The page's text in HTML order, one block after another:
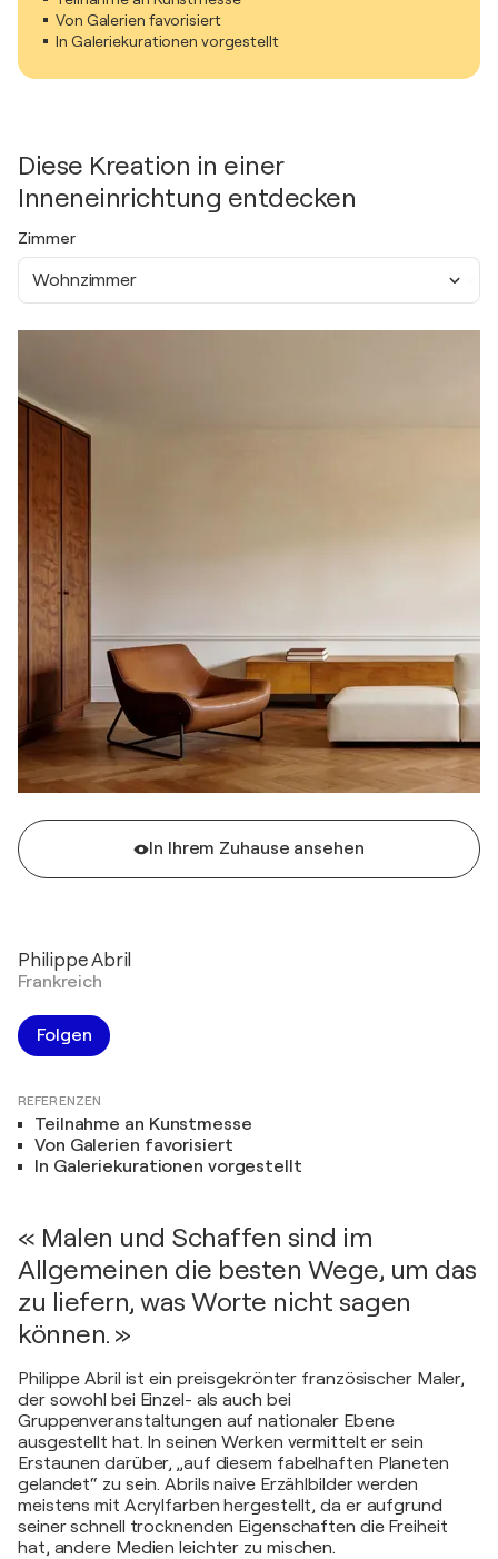
Von Galerien favorisiert
In Galeriekurationen vorgestellt
Diese Kreation in einer
Inneneinrichtung entdecken
Zimmer
Wohnzimmer
In Ihrem Zuhause ansehen
Philippe Abril
Frankreich
Folgen
REFERENZEN
Teilnahme an Kunstmesse
Von Galerien favorisiert
In Galeriekurationen vorgestellt
« Malen und Schaffen sind im
Allgemeinen die besten Wege, um das
zu liefern, was Worte nicht sagen
können. »
Philippe Abril ist ein preisgekrönter französischer Maler,
der sowohl bei Einzel- als auch bei
Gruppenveranstaltungen auf nationaler Ebene
ausgestellt hat. In seinen Werken vermittelt er sein
Erstaunen darüber, „auf diesem fabelhaften Planeten
gelandet“ zu sein. Abrils naive Erzählbilder werden
meistens mit Acrylfarben hergestellt, da er aufgrund
seiner schnell trocknenden Eigenschaften die Freiheit
hat, andere Medien leichter zu mischen.